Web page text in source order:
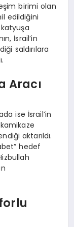
birimi olan
edildiğini
İsrail’in
saldırılara
Aracı
ise İsrail’in
aktarıldı.
hedef